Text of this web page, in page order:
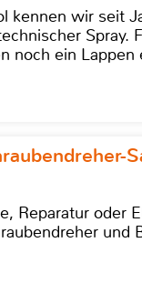
kennen wir seit
Spray.
noch ein Lappen
Reparatur oder
und